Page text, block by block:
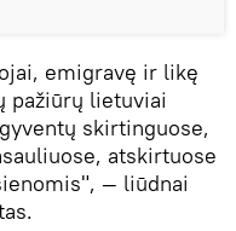
emigravę ir likę
pažiūrų lietuviai
skirtinguose,
atskirtuose
— liūdnai